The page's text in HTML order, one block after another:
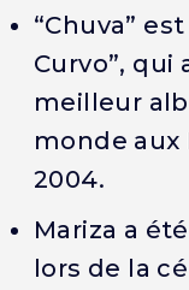
“Chuva”
Curvo”, qui
meilleur
monde aux
2004.
Mariza a
lors de la